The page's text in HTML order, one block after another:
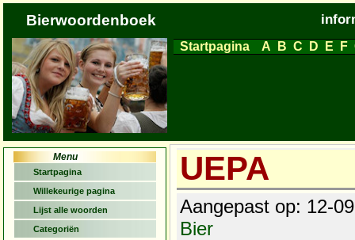
Bierwoordenboek
Startpagina A B C D E F
Menu
Startpagina
Willekeurige pagina
Lijst alle woorden
Categoriën
UEPA
Aangepast op: 12-
Bier